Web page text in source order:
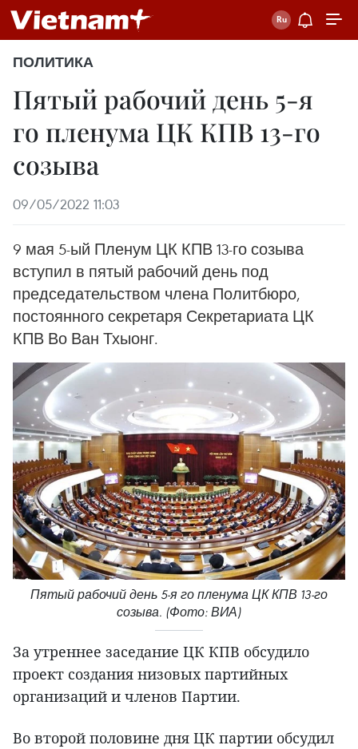
ПОЛИТИКА
Пятый рабочий день 5-я
го пленума ЦК КПВ 13-го
созыва
09/05/2022 11:03
9 мая 5-ый Пленум ЦК КПВ 13-го созыва
вступил в пятый рабочий день под
председательством члена Политбюро,
постоянного секретаря Секретариата ЦК
КПВ Во Ван Тхыонг.
Пятый рабочий день 5-я го пленума ЦК КПВ 13-го
созыва. (Фото: ВИА)
За утреннее заседание ЦК КПВ обсудило
проект создания низовых партийных
организаций и членов Партии.
Во второй половине дня ЦК партии обсудил